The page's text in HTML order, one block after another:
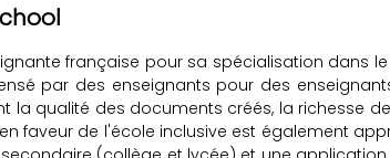
française pour sa spécialisation dans
par des enseignants pour des
la qualité des documents créés, la richesse
faveur de l'école inclusive est également